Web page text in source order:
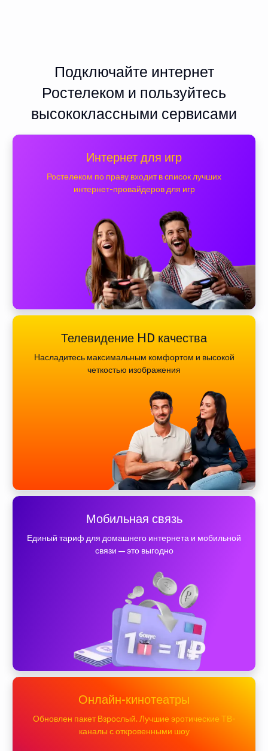
Подключайте интернет
Ростелеком и пользуйтесь
высококлассными сервисами
Интернет для игр
Ростелеком по праву входит в список лучших
интернет-провайдеров для игр
Телевидение HD качества
Насладитесь максимальным комфортом и высокой
четкостью изображения
Мобильная связь
Единый тариф для домашнего интернета и мобильной
связи — это выгодно
Онлайн-кинотеатры
Обновлен пакет Взрослый. Лучшие эротические ТВ-
каналы с откровенными шоу